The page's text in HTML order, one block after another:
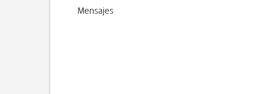
Mensajes